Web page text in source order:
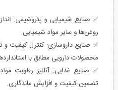
✅ صنایع شیمیایی و پتروشیمی:
روغن‌ها و سایر مواد شیمیایی.
✅ صنایع داروسازی: کنترل کیفیت و
محصولات دارویی مطابق با
✅ صنایع غذایی: آنالیز رطوبت
تضمین کیفیت و افزایش ماندگاری.